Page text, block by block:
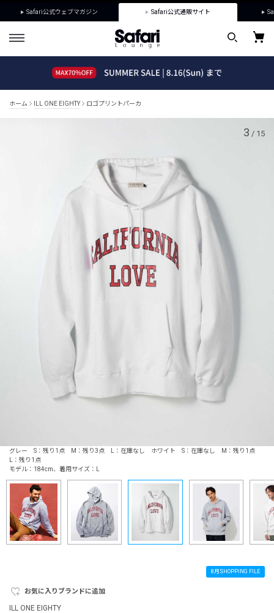
Safari公式ウェブマガジン Safari公式通販サイト
ホーム ILL ONE EIGHTY ロゴプリントパーカ
グレー S：残り1点 M：残り3点 L：在庫なし ホワイト S：在庫なし M：残り1点
L：残り1点
モデル：184cm、着用サイズ：L
3 / 15
8月SHOPPING FILE
お気に入りブランドに追加
ILL ONE EIGHTY